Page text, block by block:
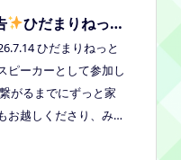
ースクールの保護者と
度） ※お子さまお一人
せん。必ず保護者の方
。 ※定員に達し次第締
きます。 参加費：中
ひだまりねっと
ひだまりねっと
ピーカーとして参加し
がるまでにずっと家
お越しくださり、みん